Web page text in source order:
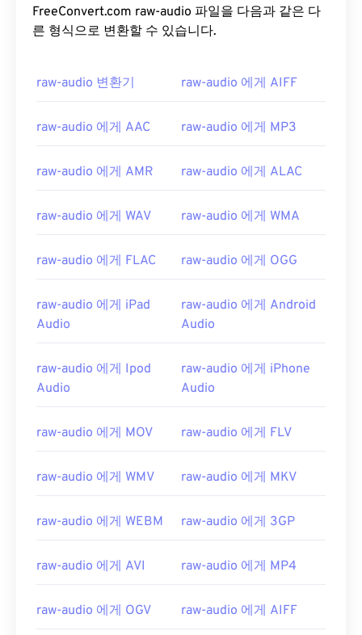
00 00 00 00
00 00 00
00 00 00 00
00 00 00
FreeConvert.com raw-audio 파일을 다음과 같은 다
른 형식으로 변환할 수 있습니다.
raw-audio 변환기 raw-audio 에게 AIFF
raw-audio 에게 AAC raw-audio 에게 MP3
raw-audio 에게 AMR raw-audio 에게 ALAC
raw-audio 에게 WAV raw-audio 에게 WMA
raw-audio 에게 FLAC raw-audio 에게 OGG
raw-audio 에게 iPad
Audio
raw-audio 에게 Android
Audio
raw-audio 에게 Ipod
Audio
raw-audio 에게 iPhone
Audio
raw-audio 에게 MOV raw-audio 에게 FLV
raw-audio 에게 WMV raw-audio 에게 MKV
raw-audio 에게 WEBM raw-audio 에게 3GP
raw-audio 에게 AVI raw-audio 에게 MP4
raw-audio 에게 OGV raw-audio 에게 AIFF